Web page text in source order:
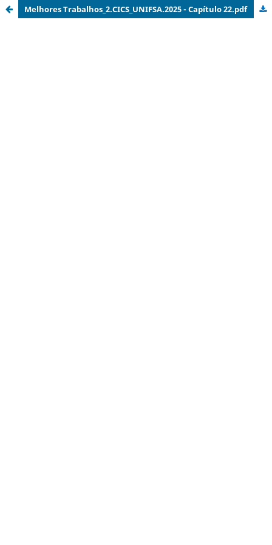
Melhores Trabalhos_2.CICS_UNIFSA.2025 - Capítulo 22.pdf